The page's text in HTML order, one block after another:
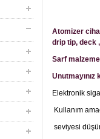
Atomizer
drip tip, deck
Sarf
Unutmayınız
Elektronik
Kullanım
seviyesi